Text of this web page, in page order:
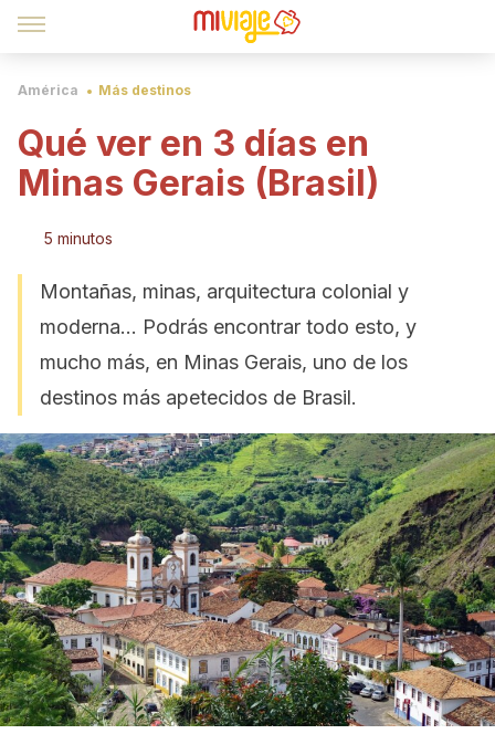
América Más destinos
Qué ver en 3 días en
Minas Gerais (Brasil)
5 minutos
Montañas, minas, arquitectura colonial y
moderna… Podrás encontrar todo esto, y
mucho más, en Minas Gerais, uno de los
destinos más apetecidos de Brasil.